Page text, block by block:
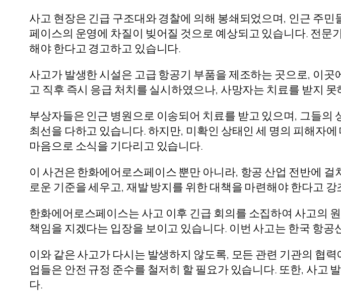
사고 현장은 긴급 구조대와 경찰에 의해 봉쇄되었으며, 인근 주
페이스의 운영에 차질이 빚어질 것으로 예상되고 있습니다. 전
해야 한다고 경고하고 있습니다.
사고가 발생한 시설은 고급 항공기 부품을 제조하는 곳으로, 이
고 직후 즉시 응급 처치를 실시하였으나, 사망자는 치료를 받지
부상자들은 인근 병원으로 이송되어 치료를 받고 있으며, 그들
최선을 다하고 있습니다. 하지만, 미확인 상태인 세 명의 피해자
마음으로 소식을 기다리고 있습니다.
이 사건은 한화에어로스페이스 뿐만 아니라, 항공 산업 전반에
로운 기준을 세우고, 재발 방지를 위한 대책을 마련해야 한다고
한화에어로스페이스는 사고 이후 긴급 회의를 소집하여 사고의
책임을 지겠다는 입장을 보이고 있습니다. 이번 사고는 한국 항
이와 같은 사고가 다시는 발생하지 않도록, 모든 관련 기관의 협
업들은 안전 규정 준수를 철저히 할 필요가 있습니다. 또한, 사고
다.